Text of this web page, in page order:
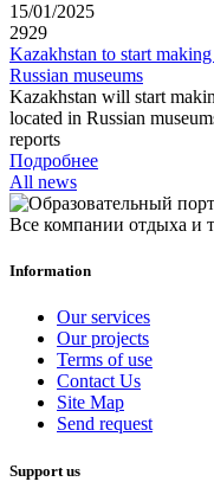
15/01/2025
2929
Kazakhstan to start
Russian museums
Kazakhstan will start
located in Russian
reports
Подробнее
All news
Все компании отдыха и
Information
Our services
Our projects
Terms of use
Contact Us
Site Map
Send request
Support us